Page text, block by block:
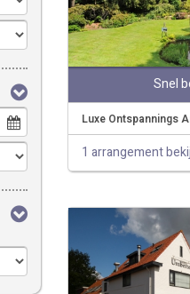
Snel
Luxe Ontspannings
1 arrangement